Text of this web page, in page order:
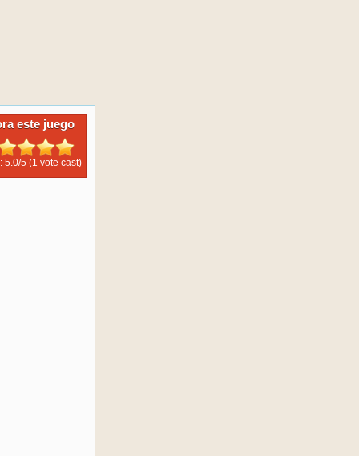
este juego
5.0/5 (1 vote cast)